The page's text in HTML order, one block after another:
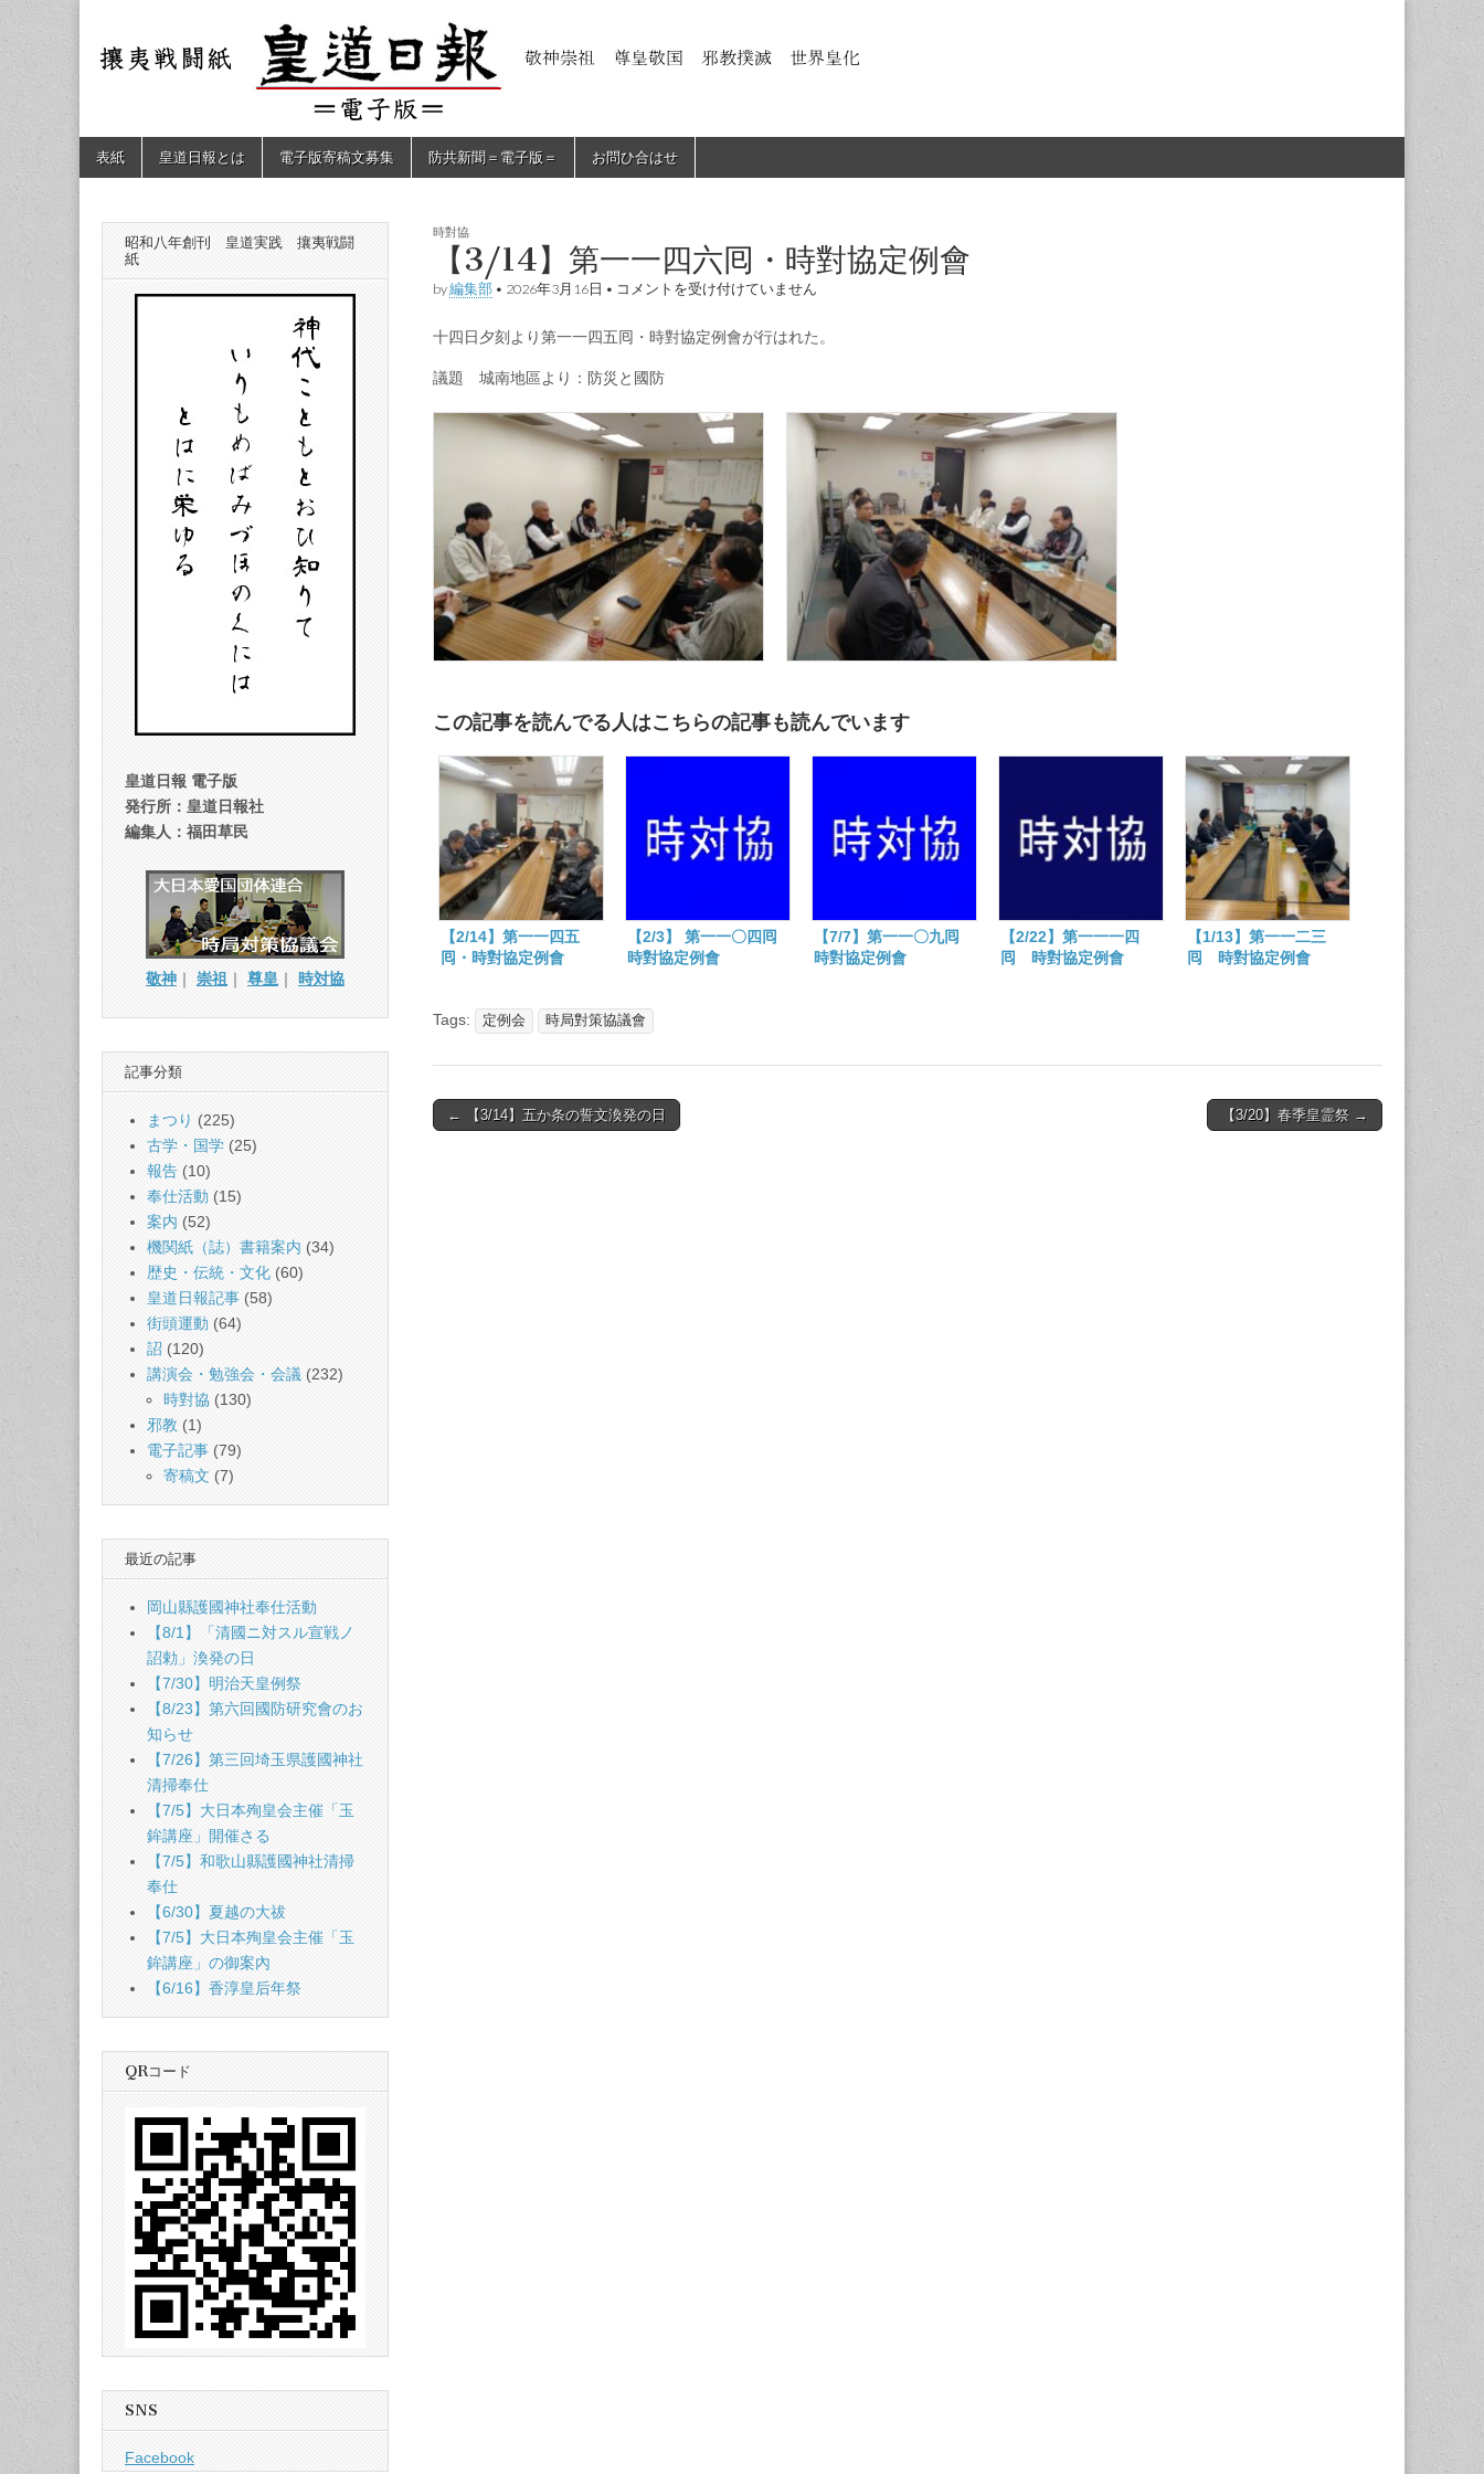
皇道
（防
共新
聞）
敬神
｜崇
祖｜
年創
刊
皇道
践
攘夷
戦闘
Main
menu
Skip
表紙 皇道日報とは 電子版寄稿文募集 防共新聞＝電子版＝ お問ひ合はせ
時對協
【3/14】第一一四六囘・時對協定例會
by編集部 • 2026年3月16日 • 【3/14】
一
六
時
協
定
例
會
は
コメントを受け付けていません
十四日夕刻より第一一四五囘・時對協定例會が行はれた。
議題 城南地區より：防災と國防
この記事を読んでる人はこちらの記事も読んでいます
【2/14】第一一四五
囘・時對協定例會
【2/3】 第一一〇四囘
時對協定例會
【7/7】第一一〇九囘
時對協定例會
【2/22】第一一一四
囘 時對協定例會
【1/13】第一一二三
囘 時對協定例會
Tags: 定例会 時局對策協議會
Post← 【3/14】五か条の誓文渙発の日 【3/20】春季皇霊祭 →
昭和八年創刊 皇道実践 攘夷戦闘
紙
皇道日報 電子版
発行所：皇道日報社
編集人：福田草民
敬神 ｜ 崇祖 ｜ 尊皇 ｜ 時対協
記事分類
まつり (225)
古学・国学 (25)
報告 (10)
奉仕活動 (15)
案内 (52)
機関紙（誌）書籍案内 (34)
歴史・伝統・文化 (60)
皇道日報記事 (58)
街頭運動 (64)
詔 (120)
講演会・勉強会・会議 (232)
時對協 (130)
邪教 (1)
電子記事 (79)
寄稿文 (7)
最近の記事
岡山縣護國神社奉仕活動
【8/1】「清國ニ対スル宣戦ノ
詔勅」渙発の日
【7/30】明治天皇例祭
【8/23】第六回國防研究會のお
知らせ
【7/26】第三回埼玉県護國神社
清掃奉仕
【7/5】大日本殉皇会主催「玉
鉾講座」開催さる
【7/5】和歌山縣護國神社清掃
奉仕
【6/30】夏越の大祓
【7/5】大日本殉皇会主催「玉
鉾講座」の御案內
【6/16】香淳皇后年祭
QRコード
SNS
Facebook